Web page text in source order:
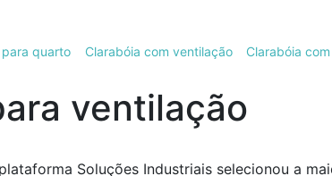
quarto Clarabóia com ventilação Clarabóia
ventilação
Soluções Industriais selecionou a